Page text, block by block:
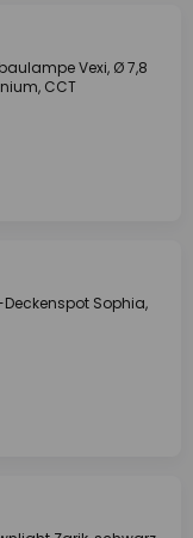
Vexi, Ø 7,8
CCT
Sophia,